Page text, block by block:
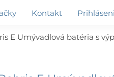
Kontakt
E Umývadlová batéria s